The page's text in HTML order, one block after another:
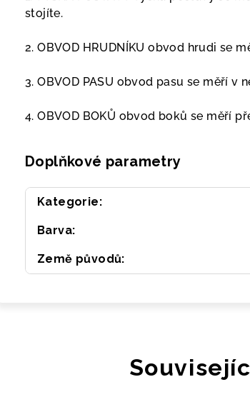
stojíte.
2. OBVOD HRUDNÍKU obvod hrudi se
3. OBVOD PASU obvod pasu se měří v
4. OBVOD BOKŮ obvod boků se měří
Doplňkové parametry
Kategorie:
Barva:
Země původů: